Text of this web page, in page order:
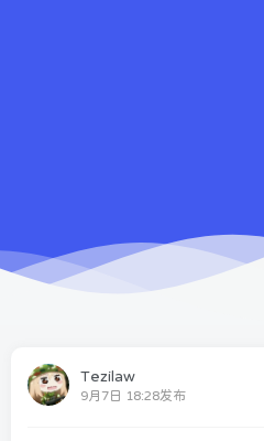
Tezilaw
9月7日 18:28发布